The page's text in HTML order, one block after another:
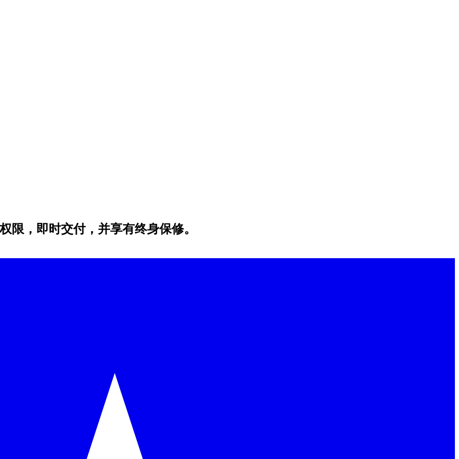
限，即时交付，并享有终身保修。